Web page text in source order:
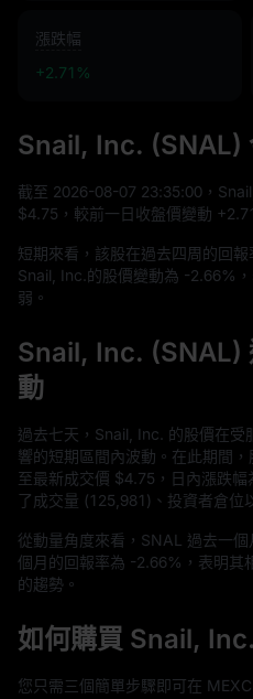
漲跌幅
+2.71%
Snail, Inc. (SNAL)
截至 2026-08-07 23:35:00 ，
$4.75 ，較前一日收盤價變動
短期來看，該股在過去四周的回報
Snail, Inc.的股價變動為 -2.66%
弱。
Snail, Inc. (SNAL)
動
過去七天，Snail, Inc. 的股價在
響的短期區間內波動。在此期間
至最新成交價 $4.75 ，日內漲跌幅
了成交量 (125,981 )、投資者倉位
從動量角度來看，SNAL 過去一個
個月的回報率為 -2.66% ，表明
的趨勢。
如何購買 Snail,
您只需三個簡單步驟即可在